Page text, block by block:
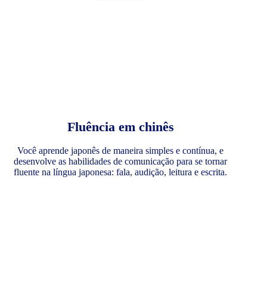
Fluência em chinês
Você aprende japonês de maneira simples e contínua, e
desenvolve as habilidades de comunicação para se tornar
fluente na língua japonesa: fala, audição, leitura e escrita.